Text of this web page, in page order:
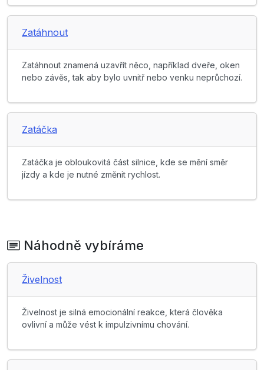
Zatáhnout
Zatáhnout znamená uzavřít něco, například dveře, oken
nebo závěs, tak aby bylo uvnitř nebo venku neprůchozí.
Zatáčka
Zatáčka je obloukovitá část silnice, kde se mění směr
jízdy a kde je nutné změnit rychlost.
Náhodně vybíráme
Živelnost
Živelnost je silná emocionální reakce, která člověka
ovlivní a může vést k impulzivnímu chování.